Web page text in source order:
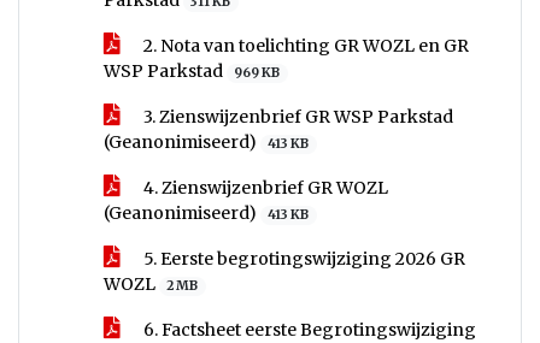
2. Nota van toelichting GR WOZL en GR
WSP Parkstad
969 KB
3. Zienswijzenbrief GR WSP Parkstad
(Geanonimiseerd)
413 KB
4. Zienswijzenbrief GR WOZL
(Geanonimiseerd)
413 KB
5. Eerste begrotingswijziging 2026 GR
WOZL
2 MB
6. Factsheet eerste Begrotingswijziging